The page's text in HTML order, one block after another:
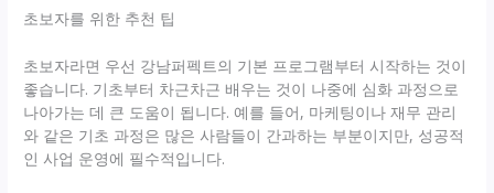
초보자를 위한 추천 팁
초보자라면 우선 강남퍼펙트의 기본 프로그램부터 시작하는 것이
좋습니다. 기초부터 차근차근 배우는 것이 나중에 심화 과정으로
나아가는 데 큰 도움이 됩니다. 예를 들어, 마케팅이나 재무 관리
와 같은 기초 과정은 많은 사람들이 간과하는 부분이지만, 성공적
인 사업 운영에 필수적입니다.